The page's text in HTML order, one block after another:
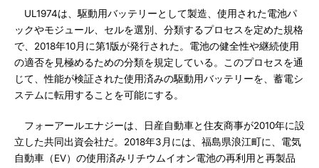
UL1974は、駆動用バッテリーとして製造、使用された電池パ
ックやモジュール、セルを選別、分類するプロセスを定めた規格
で、2018年10月に第1版が発行された。電池の健全性や継続使用
の適否を見極めるための分類を規定している。このプロセスを通
じて、性能が検証された使用済みの駆動用バッテリーを、蓄電シ
ステムに転用することを可能にする。
フォーアールエナジーは、日産自動車と住友商事が2010年に設
立した共同出資会社だ。2018年3月には、福島県浪江町に、電気
自動車（EV）の使用済みリチウムイオン電池の再利用と再製品